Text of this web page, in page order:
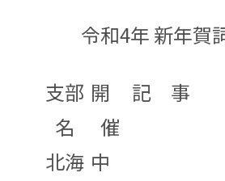
令和4年 新年賀
支部
名
開
催
記 事
北海 中